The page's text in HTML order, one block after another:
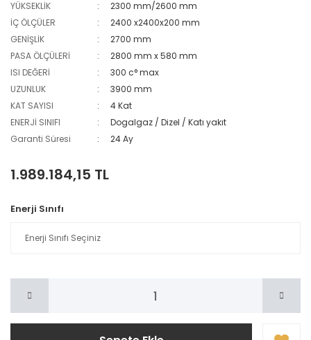
YÜKSEKLİK
2300 mm/2600 mm
İÇ ÖLÇÜLER
2400 x2400x200 mm
GENİŞLİK
2700 mm
PASA ÖLÇÜLERİ
2800 mm x 580 mm
ISI DEĞERİ
300 c° max
UZUNLUK
3900 mm
KAT SAYISI
4 Kat
ENERJİ SINIFI
Dogalgaz / Dizel / Katı yakıt
Garanti Süresi
24 Ay
1.989.184,15 TL
Enerji Sınıfı